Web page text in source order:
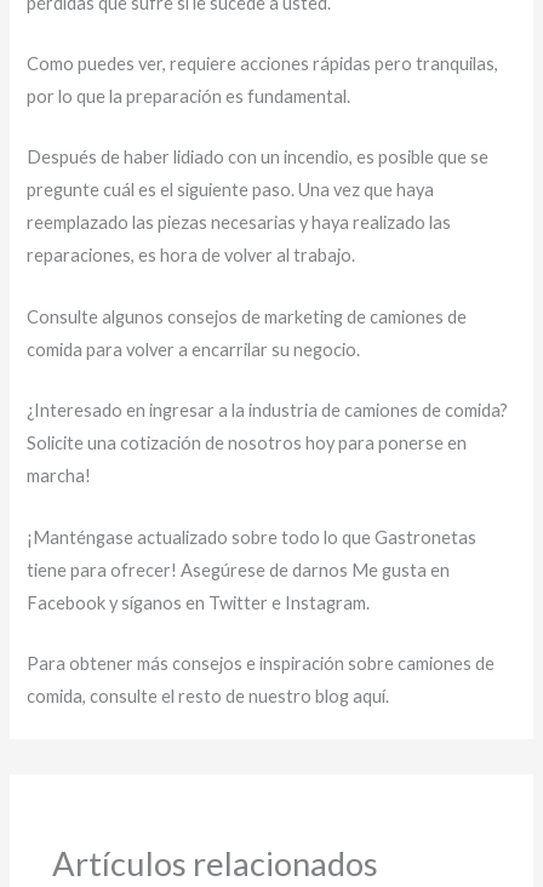
Como puedes ver, requiere acciones rápidas pero tranquilas,
por lo que la preparación es fundamental.
Después de haber lidiado con un incendio, es posible que se
pregunte cuál es el siguiente paso. Una vez que haya
reemplazado las piezas necesarias y haya realizado las
reparaciones, es hora de volver al trabajo.
Consulte algunos consejos de marketing de camiones de
comida para volver a encarrilar su negocio.
¿Interesado en ingresar a la industria de camiones de comida?
Solicite una cotización de nosotros hoy para ponerse en
marcha!
¡Manténgase actualizado sobre todo lo que Gastronetas
tiene para ofrecer! Asegúrese de darnos Me gusta en
Facebook y síganos en Twitter e Instagram.
Para obtener más consejos e inspiración sobre camiones de
comida, consulte el resto de nuestro blog aquí.
Artículos relacionados